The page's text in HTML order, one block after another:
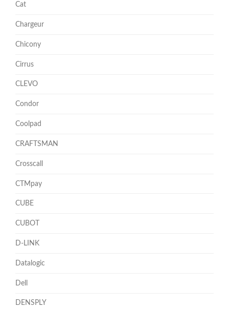
Cat
Chargeur
Chicony
Cirrus
CLEVO
Condor
Coolpad
CRAFTSMAN
Crosscall
CTMpay
CUBE
CUBOT
D-LINK
Datalogic
Dell
DENSPLY